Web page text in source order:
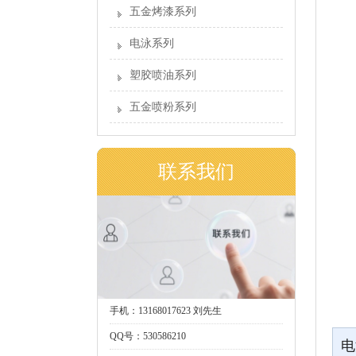
五金烤漆系列
电泳系列
塑胶喷油系列
五金喷粉系列
联系我们
手机：13168017623 刘先生
QQ号：530586210